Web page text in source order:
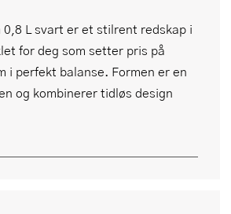
L svart er et stilrent redskap i
for deg som setter pris på
i perfekt balanse. Formen er en
og kombinerer tidløs design